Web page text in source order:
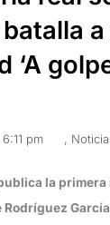
‘A
6:11 pm ,
la